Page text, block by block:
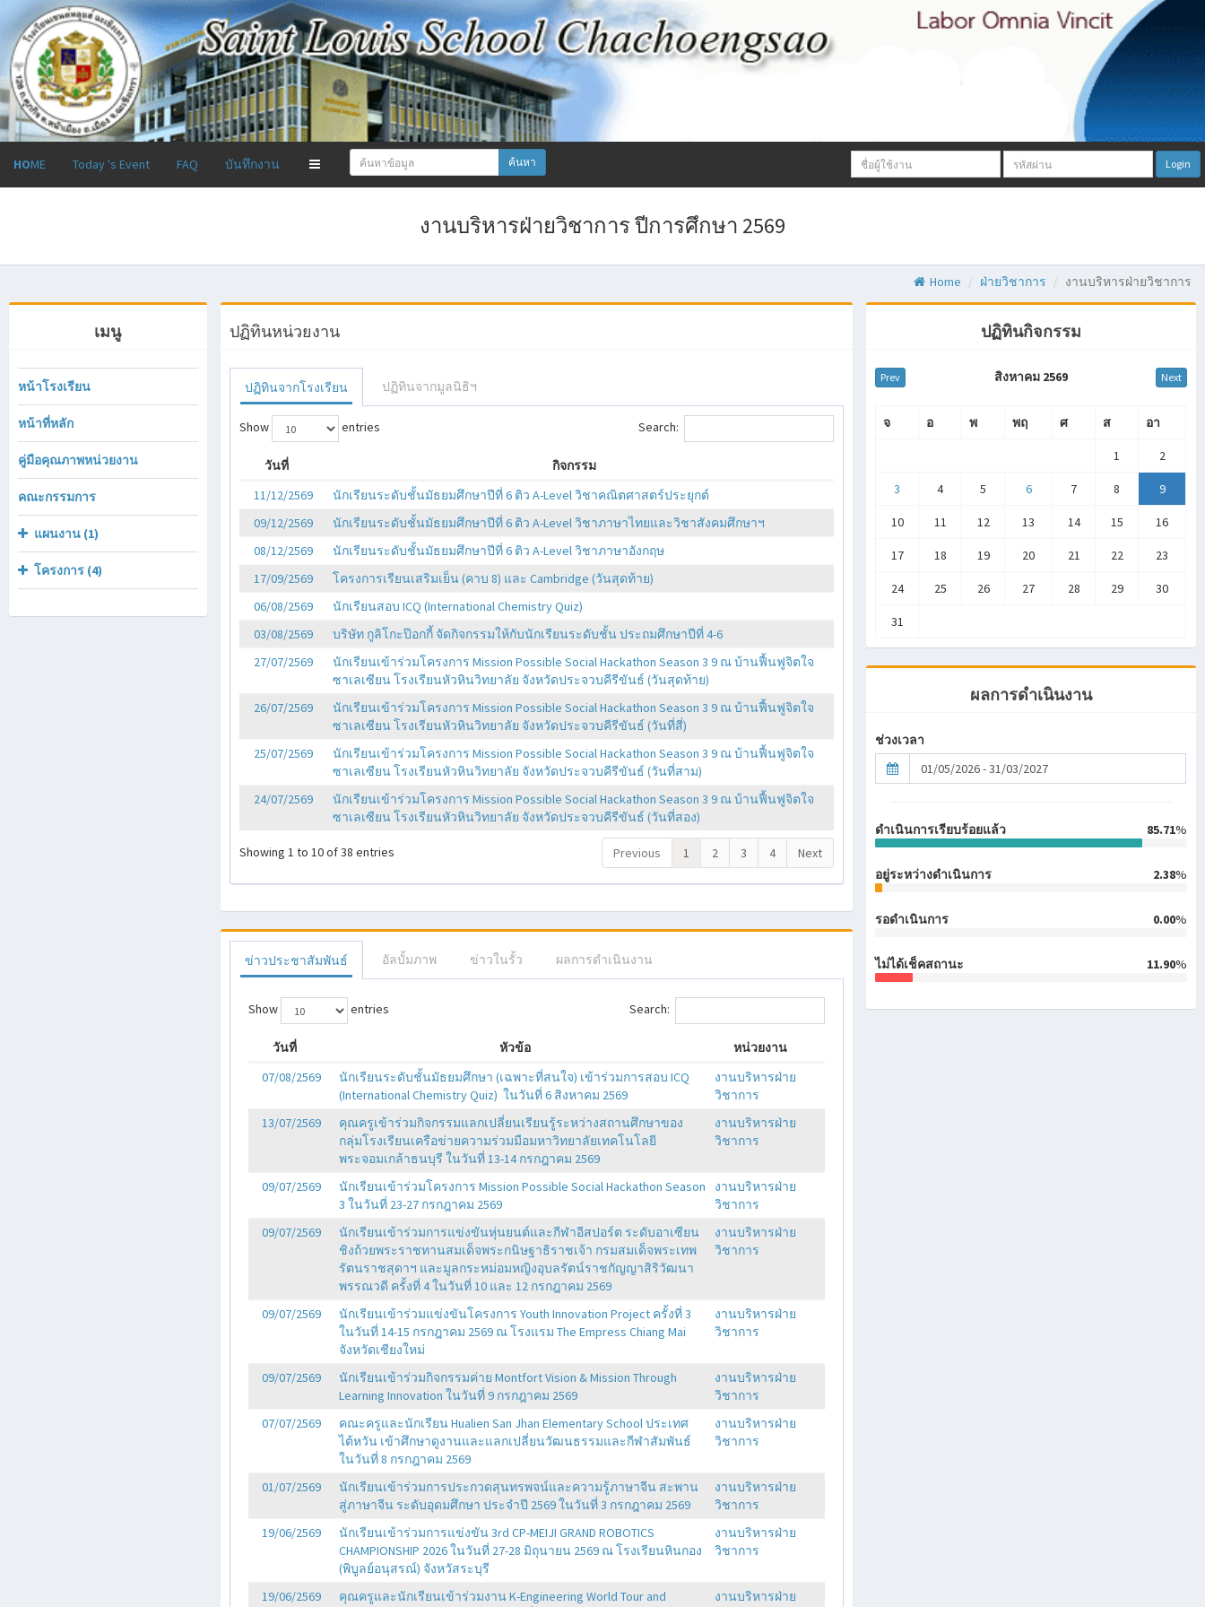
HOME Today 's Event FAQ บันทึกงาน ค้นหา
Email
address:
Password: Login
งานบริหารฝ่ายวิชาการ ปีการศึกษา 2569
Home ฝ่ายวิชาการ งานบริหารฝ่ายวิชาการ
เมนู
หน้าโรงเรียน
หน้าที่หลัก
คู่มือคุณภาพหน่วยงาน
คณะกรรมการ
แผนงาน (1)
โครงการ (4)
ปฏิทินหน่วยงาน
ปฏิทินจากโรงเรียน ปฏิทินจากมูลนิธิฯ
Show entries Search:
วันที่
กิจกรรม
11/12/2569
นักเรียนระดับชั้นมัธยมศึกษาปีที่ 6 ติว A-Level วิชาคณิตศาสตร์ประยุกต์
09/12/2569
นักเรียนระดับชั้นมัธยมศึกษาปีที่ 6 ติว A-Level วิชาภาษาไทยและวิชาสังคมศึกษาฯ
08/12/2569
นักเรียนระดับชั้นมัธยมศึกษาปีที่ 6 ติว A-Level วิชาภาษาอังกฤษ
17/09/2569
โครงการเรียนเสริมเย็น (คาบ 8) และ Cambridge (วันสุดท้าย)
06/08/2569
นักเรียนสอบ ICQ (International Chemistry Quiz)
03/08/2569
บริษัท กูลิโกะป๊อกกี้ จัดกิจกรรมให้กับนักเรียนระดับชั้น ประถมศึกษาปีที่ 4-6
27/07/2569
นักเรียนเข้าร่วมโครงการ Mission Possible Social Hackathon Season 3 9 ณ บ้านฟื้นฟูจิตใจ
ซาเลเซียน โรงเรียนหัวหินวิทยาลัย จังหวัดประจวบคีรีขันธ์ (วันสุดท้าย)
26/07/2569
นักเรียนเข้าร่วมโครงการ Mission Possible Social Hackathon Season 3 9 ณ บ้านฟื้นฟูจิตใจ
ซาเลเซียน โรงเรียนหัวหินวิทยาลัย จังหวัดประจวบคีรีขันธ์ (วันที่สี่)
25/07/2569
นักเรียนเข้าร่วมโครงการ Mission Possible Social Hackathon Season 3 9 ณ บ้านฟื้นฟูจิตใจ
ซาเลเซียน โรงเรียนหัวหินวิทยาลัย จังหวัดประจวบคีรีขันธ์ (วันที่สาม)
24/07/2569
นักเรียนเข้าร่วมโครงการ Mission Possible Social Hackathon Season 3 9 ณ บ้านฟื้นฟูจิตใจ
ซาเลเซียน โรงเรียนหัวหินวิทยาลัย จังหวัดประจวบคีรีขันธ์ (วันที่สอง)
Showing 1 to 10 of 38 entries Previous 1 2 3 4 Next
ข่าวประชาสัมพันธ์ อัลบั้มภาพ ข่าวในรั้ว ผลการดำเนินงาน
Show entries Search:
วันที่ หัวข้อ
หน่วยงาน
07/08/2569
นักเรียนระดับชั้นมัธยมศึกษา (เฉพาะที่สนใจ) เข้าร่วมการสอบ ICQ
(International Chemistry Quiz) ในวันที่ 6 สิงหาคม 2569
งานบริหารฝ่าย
วิชาการ
13/07/2569
คุณครูเข้าร่วมกิจกรรมแลกเปลี่ยนเรียนรู้ระหว่างสถานศึกษาของ
กลุ่มโรงเรียนเครือข่ายความร่วมมือมหาวิทยาลัยเทคโนโลยี
พระจอมเกล้าธนบุรี ในวันที่ 13-14 กรกฎาคม 2569
งานบริหารฝ่าย
วิชาการ
09/07/2569
นักเรียนเข้าร่วมโครงการ Mission Possible Social Hackathon Season
3 ในวันที่ 23-27 กรกฎาคม 2569
งานบริหารฝ่าย
วิชาการ
09/07/2569
นักเรียนเข้าร่วมการแข่งขันหุ่นยนต์และกีฬาอีสปอร์ต ระดับอาเซียน
ชิงถ้วยพระราชทานสมเด็จพระกนิษฐาธิราชเจ้า กรมสมเด็จพระเทพ
รัตนราชสุดาฯ และมูลกระหม่อมหญิงอุบลรัตน์ราชกัญญาสิริวัฒนา
พรรณวดี ครั้งที่ 4 ในวันที่ 10 และ 12 กรกฎาคม 2569
งานบริหารฝ่าย
วิชาการ
09/07/2569
นักเรียนเข้าร่วมแข่งขันโครงการ Youth Innovation Project ครั้งที่ 3
ในวันที่ 14-15 กรกฎาคม 2569 ณ โรงแรม The Empress Chiang Mai
จังหวัดเชียงใหม่
งานบริหารฝ่าย
วิชาการ
09/07/2569
นักเรียนเข้าร่วมกิจกรรมค่าย Montfort Vision & Mission Through
Learning Innovation ในวันที่ 9 กรกฎาคม 2569
งานบริหารฝ่าย
วิชาการ
07/07/2569
คณะครูและนักเรียน Hualien San Jhan Elementary School ประเทศ
ไต้หวัน เข้าศึกษาดูงานและแลกเปลี่ยนวัฒนธรรมและกีฬาสัมพันธ์
ในวันที่ 8 กรกฎาคม 2569
งานบริหารฝ่าย
วิชาการ
01/07/2569
นักเรียนเข้าร่วมการประกวดสุนทรพจน์และความรู้ภาษาจีน สะพาน
สู่ภาษาจีน ระดับอุดมศึกษา ประจำปี 2569 ในวันที่ 3 กรกฎาคม 2569
งานบริหารฝ่าย
วิชาการ
19/06/2569
นักเรียนเข้าร่วมการแข่งขัน 3rd CP-MEIJI GRAND ROBOTICS
CHAMPIONSHIP 2026 ในวันที่ 27-28 มิถุนายน 2569 ณ โรงเรียนหินกอง
(พิบูลย์อนุสรณ์) จังหวัสระบุรี
งานบริหารฝ่าย
วิชาการ
19/06/2569
คุณครูและนักเรียนเข้าร่วมงาน K-Engineering World Tour and
งานบริหารฝ่าย
ปฏิทินกิจกรรม
Prev สิงหาคม 2569 Next
จ อ พ พฤ ศ ส อา
1 2
3 4 5 6 7 8 9
10 11 12 13 14 15 16
17 18 19 20 21 22 23
24 25 26 27 28 29 30
31
ผลการดำเนินงาน
ช่วงเวลา
ดำเนินการเรียบร้อยแล้ว 85.71%
อยู่ระหว่างดำเนินการ 2.38%
รอดำเนินการ 0.00%
ไม่ได้เช็คสถานะ 11.90%